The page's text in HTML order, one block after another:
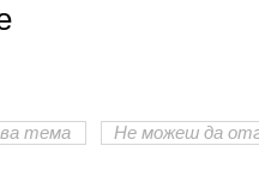
тема Не можеш да